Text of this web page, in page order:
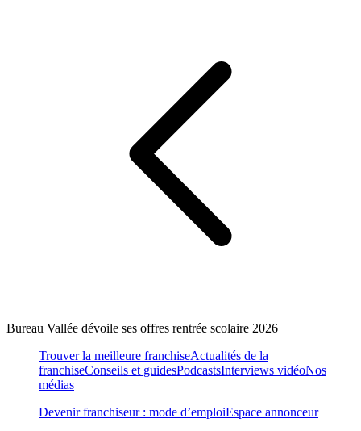
Bureau Vallée dévoile ses offres rentrée scolaire 2026
Trouver la meilleure franchiseActualités de la
franchiseConseils et guidesPodcastsInterviews vidéoNos
médias
Devenir franchiseur : mode d’emploiEspace annonceur